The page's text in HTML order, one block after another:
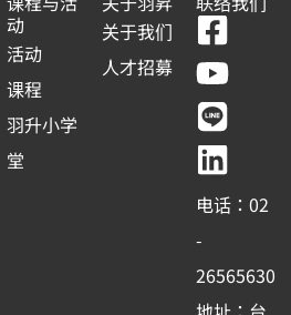
动
活动
课程
羽升小学
堂
关于我们
人才招募
F
a
c
e
b
o
o
k
-
Y
o
u
t
u
b
e
L
i
n
e
L
i
n
k
e
d
i
n
电话：02
-
26565630